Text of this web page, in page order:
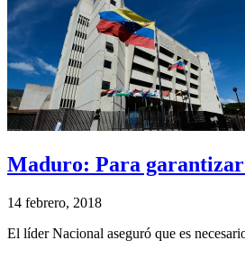
Maduro: Para garantizar
14 febrero, 2018
El líder Nacional aseguró que es